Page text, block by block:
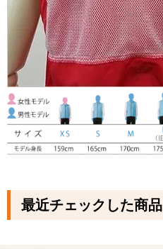
最近チェックした商品